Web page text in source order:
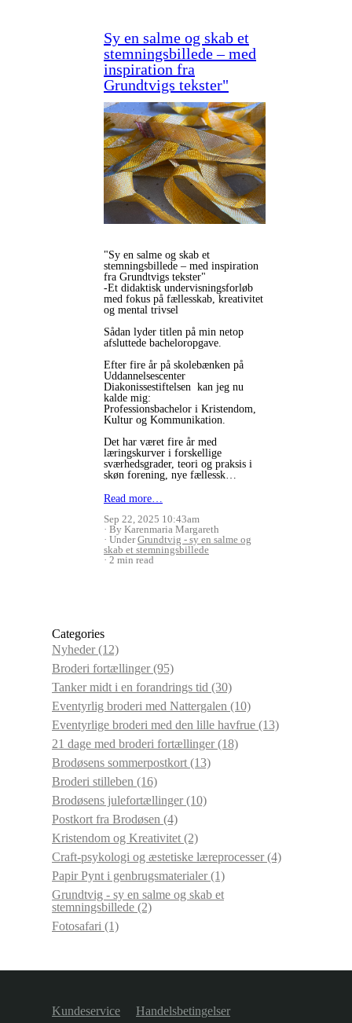
Sy en salme og skab et
stemningsbillede – med
inspiration fra
Grundtvigs tekster"
"Sy en salme og skab et
stemningsbillede – med inspiration
fra Grundtvigs tekster"
-Et didaktisk undervisningsforløb
med fokus på fællesskab, kreativitet
og mental trivsel
Sådan lyder titlen på min netop
afsluttede bacheloropgave.
Efter fire år på skolebænken på
Uddannelsescenter
Diakonissestiftelsen kan jeg nu
kalde mig:
Professionsbachelor i Kristendom,
Kultur og Kommunikation.
Det har været fire år med
læringskurver i forskellige
sværhedsgrader, teori og praksis i
skøn forening, nye fællessk…
Read more…
Sep 22, 2025 10:43am
By Karenmaria Margareth
UnderGrundtvig - sy en salme og
skab et stemningsbillede
2 min read
Categories
Nyheder(12)
Broderi fortællinger(95)
Tanker midt i en forandrings tid (30)
Eventyrlig broderi med Nattergalen (10)
Eventyrlige broderi med den lille havfrue (13)
21 dage med broderi fortællinger(18)
Brodøsens sommerpostkort (13)
Broderi stilleben (16)
Brodøsens julefortællinger(10)
Postkort fra Brodøsen (4)
Kristendom og Kreativitet (2)
Craft-psykologi og æstetiske læreprocesser(4)
Papir Pynt i genbrugsmaterialer(1)
Grundtvig - sy en salme og skab et
stemningsbillede (2)
Fotosafari (1)
Kundeservice Handelsbetingelser